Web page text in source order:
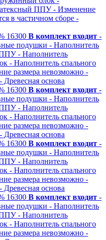
ППУ - Изменение
в частичном сборе -
16300 В комплект входит -
подушки - Наполнитель
ППУ - Наполнитель
- Наполнитель спального
размера невозможно -
- Древесная основа
16300 В комплект входит -
подушки - Наполнитель
ППУ - Наполнитель
- Наполнитель спального
размера невозможно -
- Древесная основа
16300 В комплект входит -
подушки - Наполнитель
ППУ - Наполнитель
- Наполнитель спального
размера невозможно -
- Древесная основа
16300 В комплект входит -
подушки - Наполнитель
ППУ - Наполнитель
- Наполнитель спального
размера невозможно -